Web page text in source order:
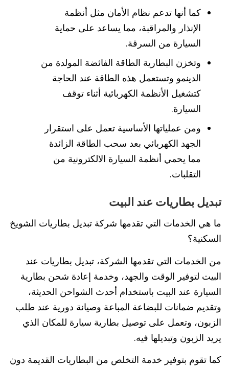
كما أنها تدعم نظام الأمان مثل أنظمة
الإنذار والمراقبة، مما يساعد على حماية
السيارة من السرقة.
وتخزن البطارية الطاقة الفائضة المولدة من
الدينمو وتستعمل هذه الطاقة عند الحاجة
كتشغيل الأنظمة الكهربائية أثناء توقف
السيارة.
ومن عملياتها الأساسية تعمل على استقرار
الجهد الكهربائي بعد سحب الطاقة الزائدة
مما يحمي أنظمة السيارة الالكترونية من
التقلبات.
تبديل بطاريات عند البيت
ما هي الخدمات التي تقدمها شركة تبديل بطاريات الشويخ
السكنية؟
من الخدمات التي تقدمها الشركة، تبديل بطاريات عند
البيت لتوفير الوقت والجهد، وخدمة إعادة شحن بطارية
السيارة عند البيت باستخدام أحدث الشواحن الحديثة،
وتقديم ضمانات للبضاعة المباعة وصيانة دورية عند طلب
الزبون، وتعمل على توصيل بطارية سيارة للمكان الذي
يريد الزبون وتبديلها فيه.
كما تقوم بتوفير خدمة التخلص من البطاريات القديمة دون